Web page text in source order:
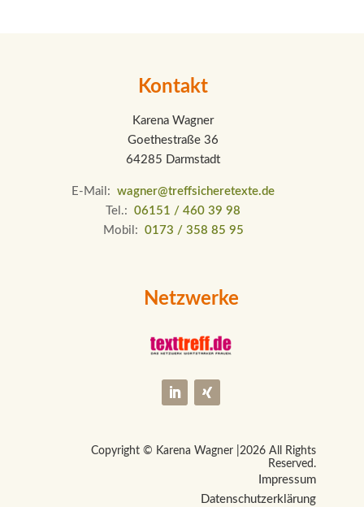
Kontakt
Karena Wagner
Goethestraße 36
64285 Darmstadt
E-Mail:wagner@treffsicheretexte.de
Tel.:06151 / 460 39 98
Mobil: 0173 / 358 85 95
Netzwerke
Copyright © Karena Wagner | 2026 All Rights
Reserved.
Impressum
Datenschutzerklärung